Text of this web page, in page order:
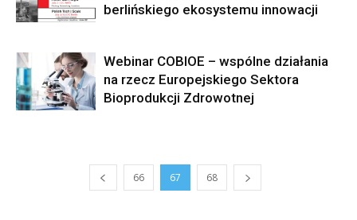
berlińskiego ekosystemu innowacji
Webinar COBIOE – wspólne działania
na rzecz Europejskiego Sektora
Bioprodukcji Zdrowotnej
66 67 68